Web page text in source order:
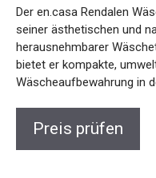
Der en.casa Rendalen
seiner ästhetischen und
herausnehmbarer
bietet er kompakte,
Wäscheaufbewahrung in
Preis prüfen